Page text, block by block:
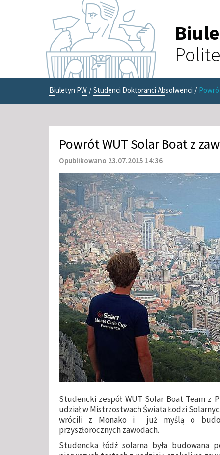
Biuletyn PW / Studenci Doktoranci Absolwenci /
Powrót WUT Solar Boat z
Opublikowano 23.07.2015 14:36
Studencki zespół WUT Solar Boat Team z
udział w Mistrzostwach Świata Łodzi
wrócili z Monako i już myślą o
przyszłorocznych zawodach.
Studencka łódź solarna była budowana